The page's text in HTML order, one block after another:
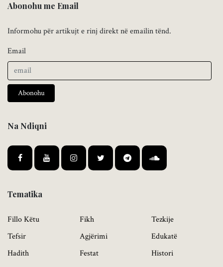
Abonohu me Email
Informohu për artikujt e rinj direkt në emailin tënd.
Email
Abonohu
Na Ndiqni
Tematika
Fillo Këtu
Tefsir
Hadith
Fikh
Agjërimi
Festat
Tezkije
Edukatë
Histori